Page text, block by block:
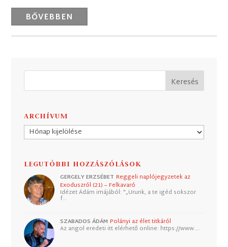
BŐVEBBEN
ARCHÍVUM
Archívum
LEGUTÓBBI HOZZÁSZÓLÁSOK
GERGELY ERZSÉBET Reggeli naplójegyzetek az
Exoduszról (21) – Felkavaró
Idézet Ádám imájából: "„Urunk, a te igéd sokszor
f…
SZABADOS ÁDÁM Polányi az élet titkáról
Az angol eredeti itt elérhető online: https://www.…